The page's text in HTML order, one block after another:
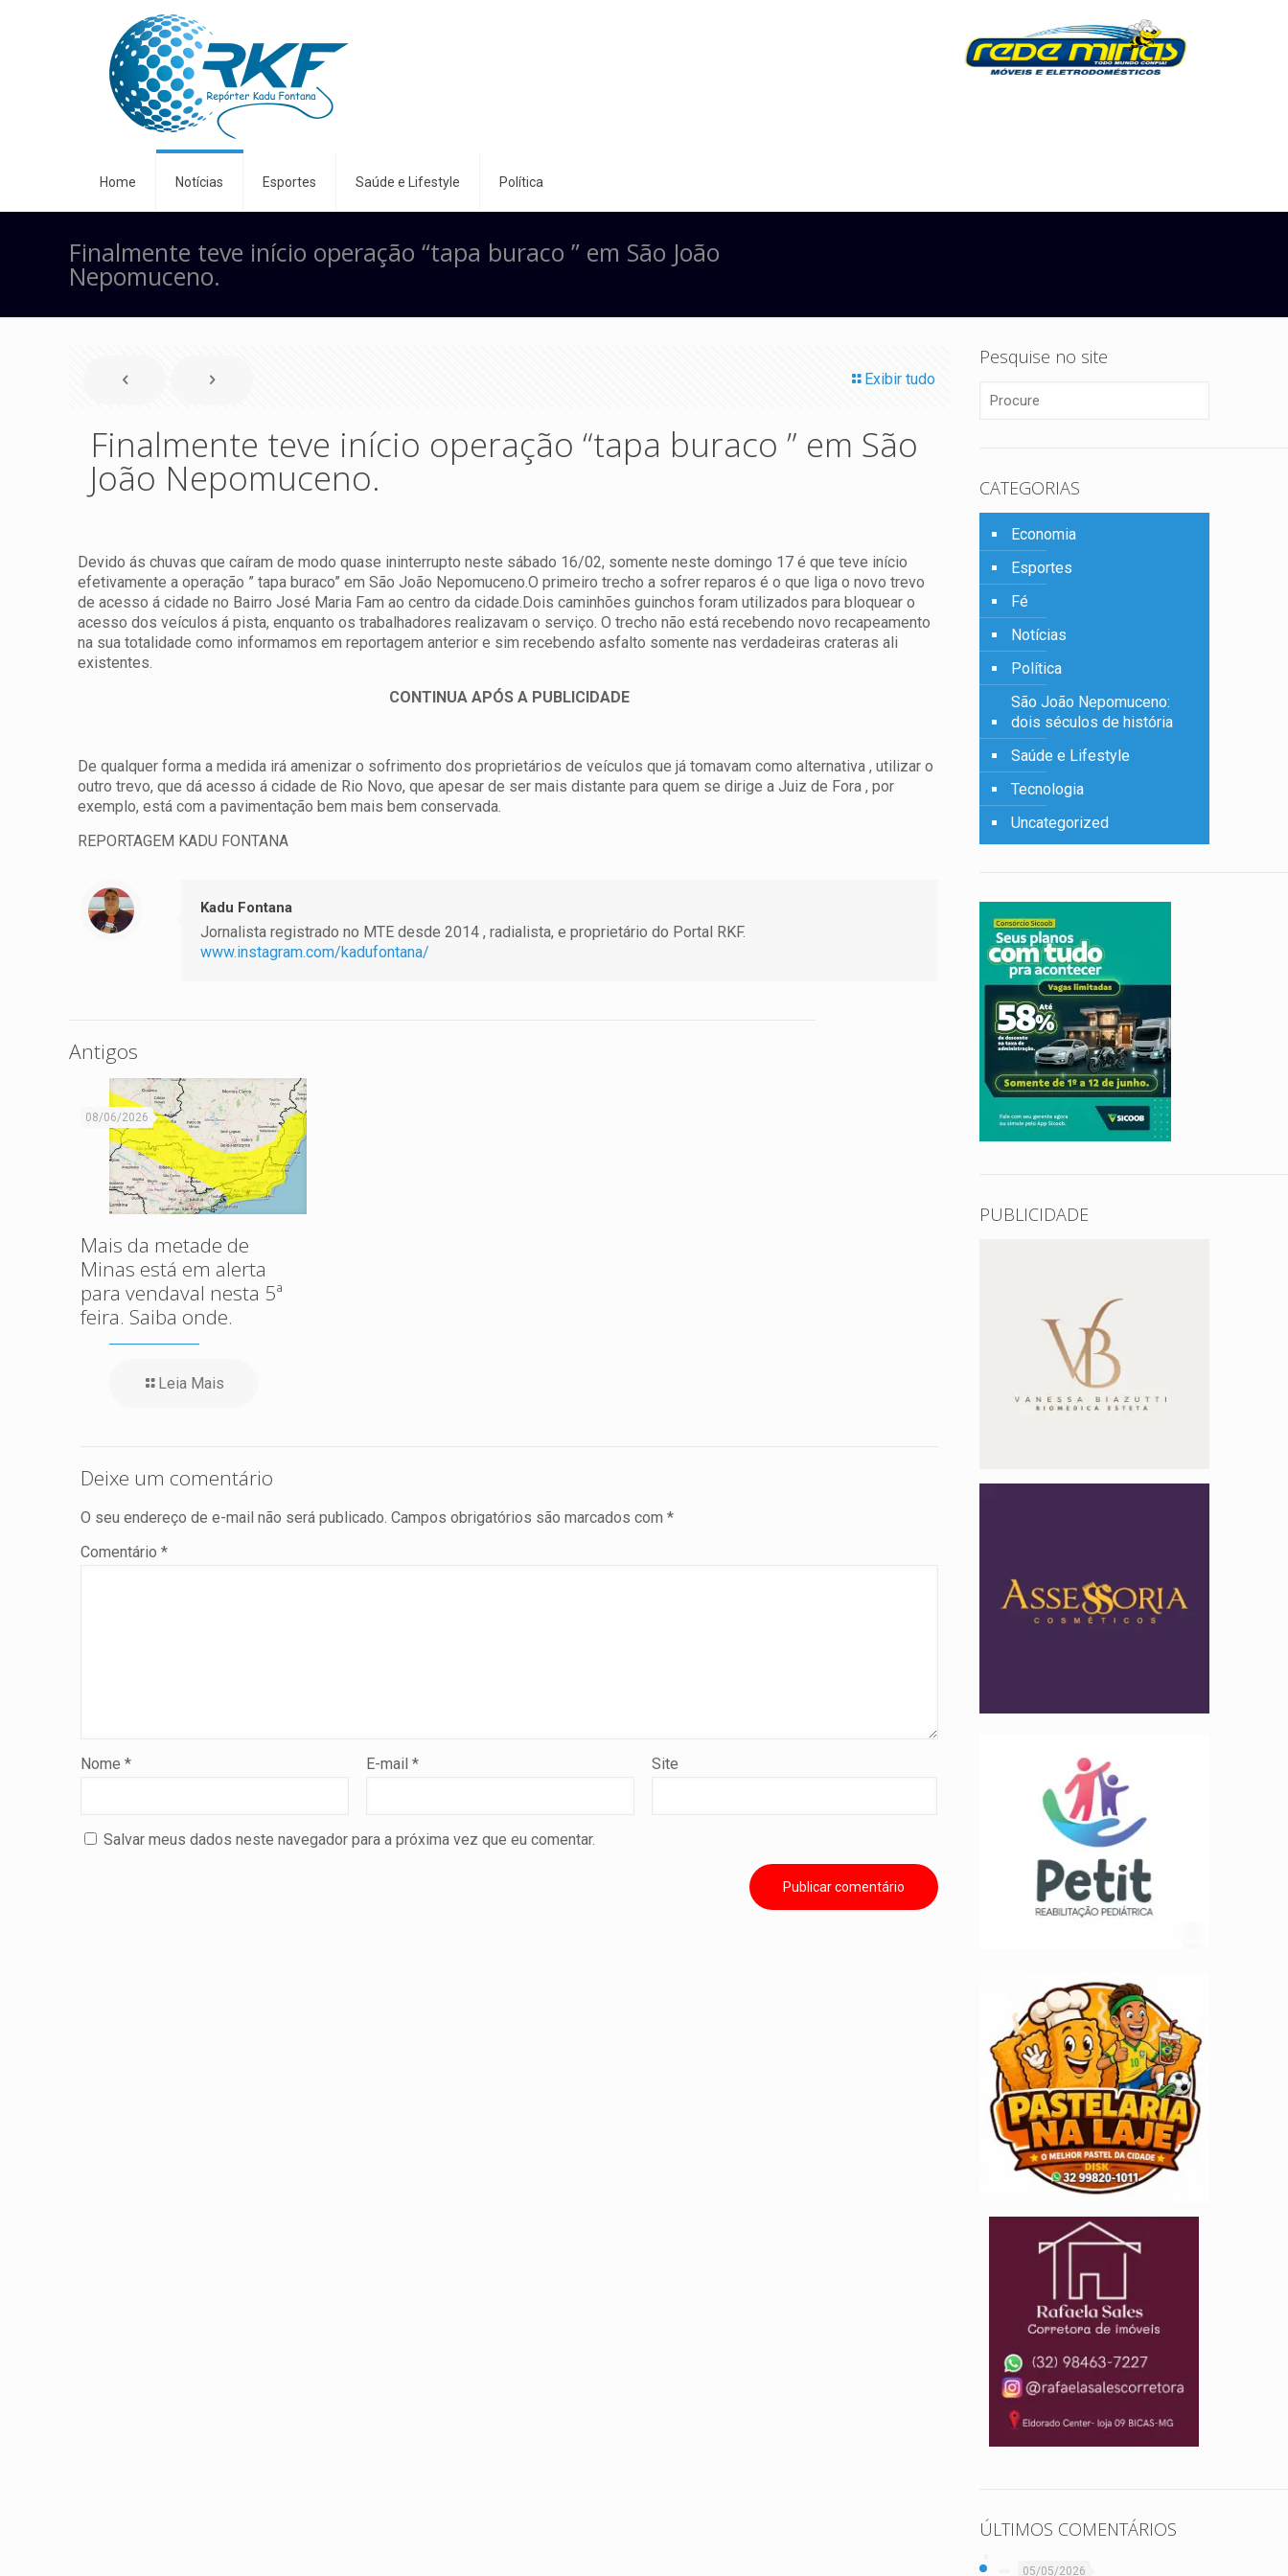
Home Notícias Esportes Saúde e Lifestyle Política
Finalmente teve início operação “tapa buraco ” em São João
Nepomuceno.
Exibir tudo
Finalmente teve início operação “tapa buraco ” em São
João Nepomuceno.
Devido ás chuvas que caíram de modo quase ininterrupto neste sábado 16/02, somente neste domingo 17 é que teve início
efetivamente a operação ” tapa buraco” em São João Nepomuceno.O primeiro trecho a sofrer reparos é o que liga o novo trevo
de acesso á cidade no Bairro José Maria Fam ao centro da cidade.Dois caminhões guinchos foram utilizados para bloquear o
acesso dos veículos á pista, enquanto os trabalhadores realizavam o serviço.O trecho não está recebendo novo recapeamento
na sua totalidade como informamos em reportagem anterior e sim recebendo asfalto somente nas verdadeiras crateras ali
existentes.
CONTINUA APÓS A PUBLICIDADE
De qualquer forma a medida irá amenizar o sofrimento dos proprietários de veículos que já tomavam como alternativa , utilizar o
outro trevo, que dá acesso á cidade de Rio Novo, que apesar de ser mais distante para quem se dirige a Juiz de Fora , por
exemplo, está com a pavimentação bem mais bem conservada.
REPORTAGEM KADU FONTANA
Kadu Fontana
Jornalista registrado no MTE desde 2014 , radialista, e proprietário do Portal RKF.
www.instagram.com/kadufontana/
Antigos
08/06/2026
Mais da metade de
Minas está em alerta
para vendaval nesta 5ª
feira. Saiba onde.
Leia Mais
Deixe um comentário
O seu endereço de e-mail não será publicado. Campos obrigatórios são marcados com *
Comentário *
Nome * E-mail* Site
Salvar meus dados neste navegador para a próxima vez que eu comentar.
Pesquise no site
CATEGORIAS
Economia
Esportes
Fé
Notícias
Política
São João Nepomuceno:
dois séculos de história
Saúde e Lifestyle
Tecnologia
Uncategorized
PUBLICIDADE
ÚLTIMOS COMENTÁRIOS
05/05/2026